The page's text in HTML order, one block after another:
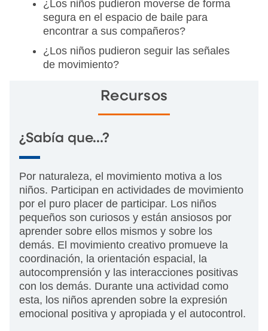
¿Los niños pudieron moverse de forma
segura en el espacio de baile para
encontrar a sus compañeros?
¿Los niños pudieron seguir las señales
de movimiento?
Recursos
¿Sabía que…?
Por naturaleza, el movimiento motiva a los
niños. Participan en actividades de movimiento
por el puro placer de participar. Los niños
pequeños son curiosos y están ansiosos por
aprender sobre ellos mismos y sobre los
demás. El movimiento creativo promueve la
coordinación, la orientación espacial, la
autocomprensión y las interacciones positivas
con los demás. Durante una actividad como
esta, los niños aprenden sobre la expresión
emocional positiva y apropiada y el autocontrol.